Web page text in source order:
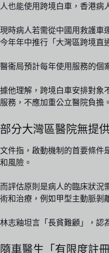
人也能使用跨境白車，香港病
現時病人若需從中國用救護車
今年年中推行「大灣區跨境直
醫衞局預計每年使用服務的個
據他理解，跨境白車安排對象
服務，不應加重公立醫院負擔。
部分大灣區醫院無提
文件指，啟動機制的首要條件
和風險。
而評估原則是病人的臨床狀況
術和治療，例如甲型主動脈剝
林志釉坦言「長貧難顧」，認
隨車醫生「有限度註冊